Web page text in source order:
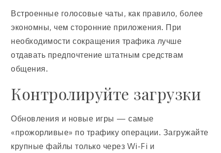
Встроенные голосовые чаты, как правило, более
экономны, чем сторонние приложения. При
необходимости сокращения трафика лучше
отдавать предпочтение штатным средствам
общения.
Контролируйте загрузки
Обновления и новые игры — самые
«прожорливые» по трафику операции. Загружайте
крупные файлы только через Wi-Fi и